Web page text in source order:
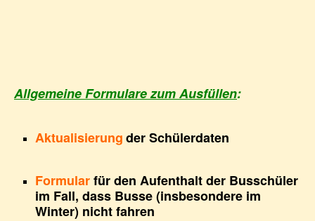
Allgemeine Formulare zum Ausfüllen:
Aktualisierungder Schülerdaten
Formularfür den Aufenthalt der Busschüler
im Fall, dass Busse (insbesondere im
Winter) nicht fahren